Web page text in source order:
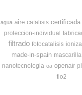
agua aire catalisis certificada
proteccion-individual
filtrado fotocatalisis
made-in-spain mascarilla
nanotecnologia oa openair
tio2